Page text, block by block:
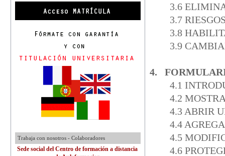
Trabaja con nosotros - Colaboradores
Sede social del Centro de formación a distancia
3.6
3.7
3.8
3.9
4.
4.1
4.2
4.3 ABRIR
4.4
4.5
4.6